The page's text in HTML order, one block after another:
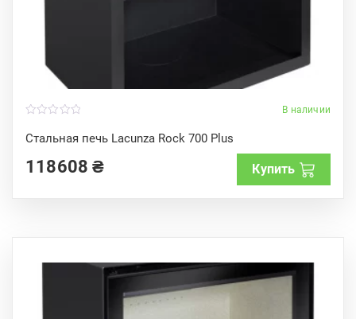
В наличии
Стальная печь Lacunza Rock 700 Plus
o
u
o
118608₴ Купить